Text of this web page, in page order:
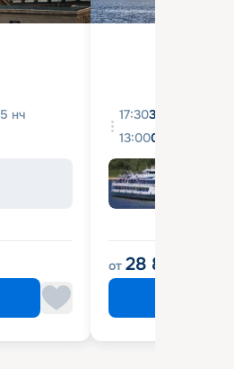
5 нч
17:3031 августа
13:0004 сентября
от 28 800